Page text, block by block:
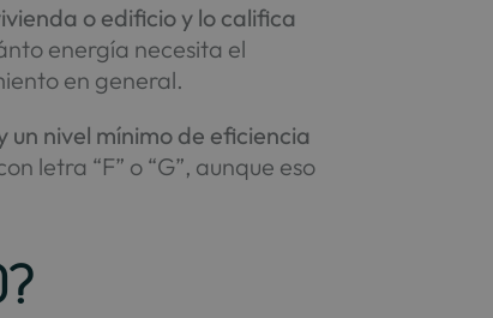
o edificio y lo califica
energía necesita el
en general.
un nivel mínimo de eficiencia
letra “F” o “G”, aunque eso